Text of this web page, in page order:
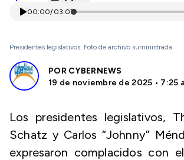
00:00/03:07
Presidentes legislativos. Foto de archivo suministrada
POR CYBERNEWS
19 de noviembre de 2025 • 7:25
Los presidentes legislativos,
Schatz y Carlos “Johnny”
expresaron complacidos con